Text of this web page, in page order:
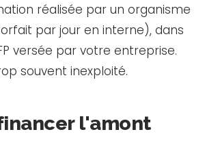
réalisée par un organisme
par jour en interne), dans
versée par votre entreprise.
souvent inexploité.
financer l'amont